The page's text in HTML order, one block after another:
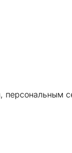
персональным